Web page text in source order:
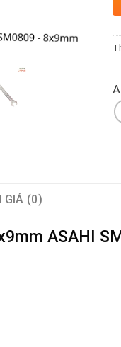
GIÁ (0)
ASAHI